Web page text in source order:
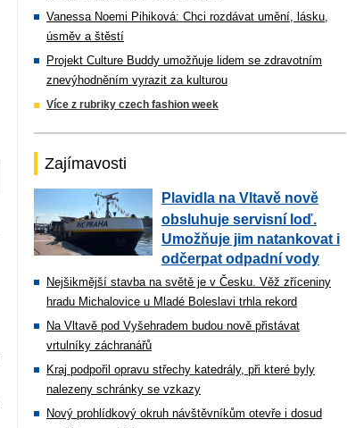
Vanessa Noemi Pihiková: Chci rozdávat umění, lásku,
úsměv a štěstí
Projekt Culture Buddy umožňuje lidem se zdravotním
znevýhodněním vyrazit za kulturou
Více z rubriky czech fashion week
Zajímavosti
Plavidla na Vltavě nově
obsluhuje servisní loď.
Umožňuje jim natankovat i
odčerpat odpadní vody
Nejšikmější stavba na světě je v Česku. Věž zříceniny
hradu Michalovice u Mladé Boleslavi trhla rekord
Na Vltavě pod Vyšehradem budou nově přistávat
vrtulníky záchranářů
Kraj podpořil opravu střechy katedrály, při které byly
nalezeny schránky se vzkazy
Nový prohlídkový okruh návštěvníkům otevře i dosud